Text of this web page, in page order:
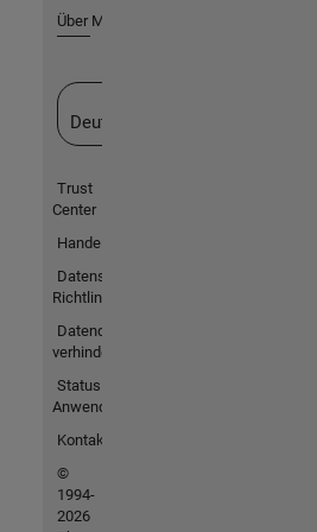
Über MathWorks
Deutschland
Trust
Center
Handelsmarken
Datenschutz-
Richtlinien
Datendiebstahl
verhindern
Status von
Anwendungen
Kontakt
©
1994-
2026